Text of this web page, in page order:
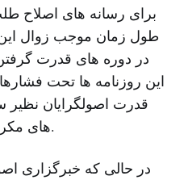
برای رسانه های اصلاح
طول زمان موجب زوال
در دوره های قدرت
این روزنامه ها تحت
قدرت اصولگرایان نظیر
های مکرر ناچار به تغییر نام بوده اند.
در حالی که خبرگزاری